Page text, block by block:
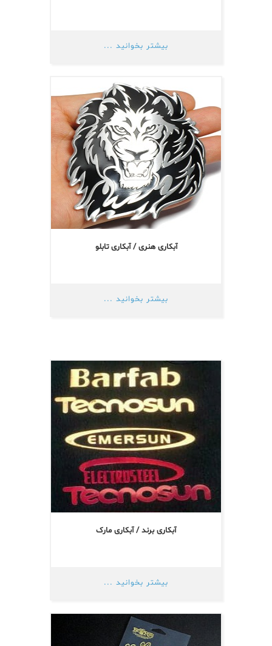
بیشتر بخوانید ...
آبکاری هنری / آبکاری تابلو
بیشتر بخوانید ...
آبکاری برند / آبکاری مارک
بیشتر بخوانید ...